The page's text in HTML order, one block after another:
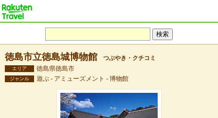
徳島市立徳島城博物館 つぶやき・クチコミ
エリア 徳島県徳島市
ジャンル 遊ぶ - アミューズメント - 博物館